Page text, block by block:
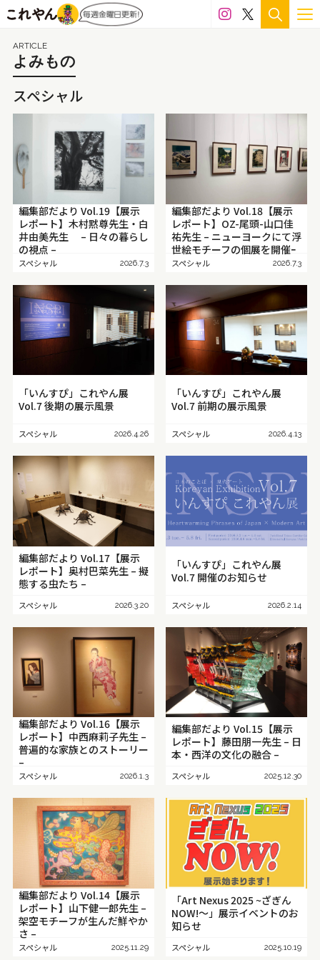
100万円～300万円 50万円～100万円
30万円～50万円
10万円～15万円
1万円～3万円
サイズ
プレゼント梱包可
700mm～1,000mm 500mm～700mm
300mm～500mm 200mm～300mm
100mm～200mm 50mm～100mm 〜50mm
色
パール 肌色 銀色
深緑 銅色 カラフル 紺色 橙色 藍色
茶色 ベージュ クリア パステル ビビッド
モダン モノトーン 黒 灰色 白
赤紫 紫 青紫 青 青緑 緑 黄緑
黄 黄赤 赤
ARTICLE
よみもの
スペシャル
編集部だより Vol.19【展示
レポート】木村黙尊先生・白
井由美先生 – 日々の暮らし
の視点 –
スペシャル 2026.7.3
編集部だより Vol.18【展示
レポート】OZ-尾頭-山口佳
祐先生 – ニューヨークにて浮
世絵モチーフの個展を開催ｰ
スペシャル 2026.7.3
「いんすぴ」これやん展
Vol.7 後期の展示風景
スペシャル 2026.4.26
「いんすぴ」これやん展
Vol.7 前期の展示風景
スペシャル 2026.4.13
編集部だより Vol.17【展示
レポート】奥村巴菜先生 – 擬
態する虫たち –
スペシャル 2026.3.20
「いんすぴ」これやん展
Vol.7 開催のお知らせ
スペシャル 2026.2.14
編集部だより Vol.16【展示
レポート】中西麻莉子先生 –
普遍的な家族とのストーリー
–
スペシャル 2026.1.3
編集部だより Vol.15【展示
レポート】藤田朋一先生 – 日
本・西洋の文化の融合 –
スペシャル 2025.12.30
編集部だより Vol.14【展示
レポート】山下健一郎先生 –
架空モチーフが生んだ鮮やか
さ –
スペシャル 2025.11.29
「Art Nexus 2025 ~ざぎん
NOW!～」展示イベントのお
知らせ
スペシャル 2025.10.19